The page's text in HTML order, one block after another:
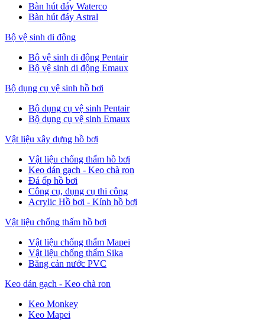
Bàn hút đáy Waterco
Bàn hút đáy Astral
Bộ vệ sinh di động
Bộ vệ sinh di động Pentair
Bộ vệ sinh di động Emaux
Bộ dụng cụ vệ sinh hồ bơi
Bộ dụng cụ vệ sinh Pentair
Bộ dụng cụ vệ sinh Emaux
Vật liệu xây dựng hồ bơi
Vật liệu chống thấm hồ bơi
Keo dán gạch - Keo chà ron
Đá ốp hồ bơi
Công cụ, dụng cụ thi công
Acrylic Hồ bơi - Kính hồ bơi
Vật liệu chống thấm hồ bơi
Vật liệu chống thấm Mapei
Vật liệu chống thấm Sika
Băng cản nước PVC
Keo dán gạch - Keo chà ron
Keo Monkey
Keo Mapei